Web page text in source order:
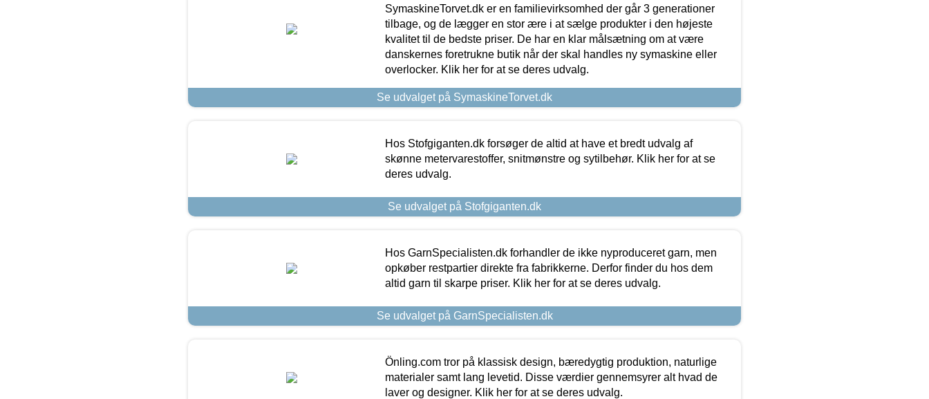
SymaskineTorvet.dk er en familievirksomhed der går 3 generationer
tilbage, og de lægger en stor ære i at sælge produkter i den højeste
kvalitet til de bedste priser. De har en klar målsætning om at være
danskernes foretrukne butik når der skal handles ny symaskine eller
overlocker. Klik her for at se deres udvalg.
Se udvalget på SymaskineTorvet.dk
Hos Stofgiganten.dk forsøger de altid at have et bredt udvalg af
skønne metervarestoffer, snitmønstre og sytilbehør. Klik her for at se
deres udvalg.
Se udvalget på Stofgiganten.dk
Hos GarnSpecialisten.dk forhandler de ikke nyproduceret garn, men
opkøber restpartier direkte fra fabrikkerne. Derfor finder du hos dem
altid garn til skarpe priser. Klik her for at se deres udvalg.
Se udvalget på GarnSpecialisten.dk
Önling.com tror på klassisk design, bæredygtig produktion, naturlige
materialer samt lang levetid. Disse værdier gennemsyrer alt hvad de
laver og designer. Klik her for at se deres udvalg.